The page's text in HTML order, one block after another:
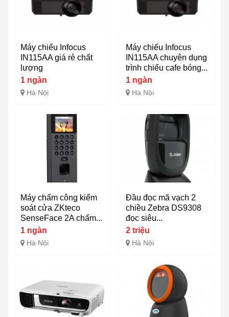
Máy chiếu Infocus
IN115AA giá rẻ chất
lượng
1 ngàn
Hà Nội
Máy chiếu Infocus
IN115AA chuyên dụng
trình chiếu cafe bóng...
1 ngàn
Hà Nội
Máy chấm công kiểm
soát cửa ZKteco
SenseFace 2A chấm...
1 ngàn
Hà Nội
Đầu đọc mã vạch 2
chiều Zebra DS9308
đọc siêu...
2 triệu
Hà Nội